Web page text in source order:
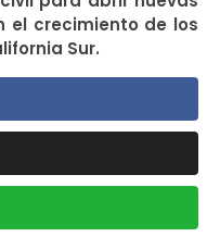
el crecimiento de los
Sur.